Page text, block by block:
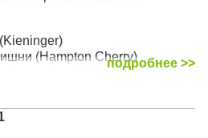
(Hampton Cherry)
, Бим-Бом
подробнее >>